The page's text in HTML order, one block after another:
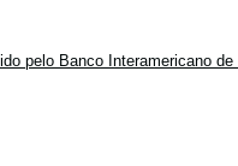
pelo Banco Interamericano